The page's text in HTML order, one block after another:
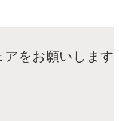
アをお願いします